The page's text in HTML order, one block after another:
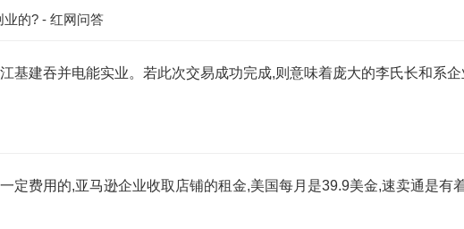
的? - 红网问答
建吞并电能实业。若此次交易成功完成,则意味着庞大的李氏长和系
定费用的,亚马逊企业收取店铺的租金,美国每月是39.9美金,速卖通是有